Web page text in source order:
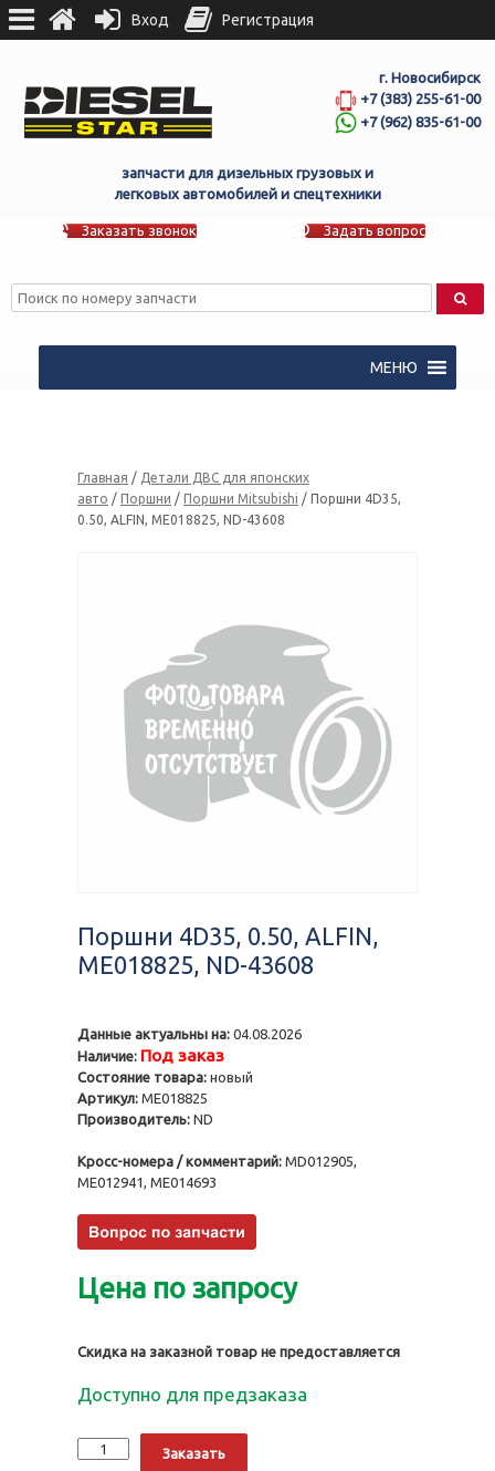
г. Новосибирск
+7 (383) 255-61-00
+7 (962) 835-61-00
запчасти для дизельных грузовых и
легковых автомобилей и спецтехники
Заказать звонок Задать вопрос
МЕНЮ
Главная / Детали ДВС для японских
авто / Поршни / Поршни Mitsubishi / Поршни 4D35,
0.50, ALFIN, ME018825, ND-43608
Поршни 4D35, 0.50, ALFIN,
ME018825, ND-43608
Данные актуальны на: 04.08.2026
Наличие: Под заказ
Состояние товара: новый
Артикул: ME018825
Производитель: ND
Кросс-номера / комментарий: MD012905,
ME012941, ME014693
Цена по запросу
Скидка на заказной товар не предоставляется
Доступно для предзаказа
Количество
Поршни
Заказать
Вход Регистрация